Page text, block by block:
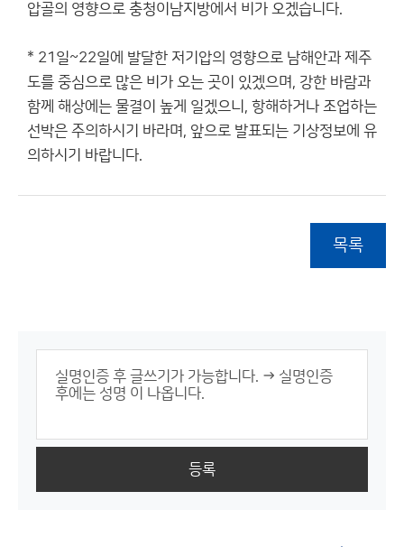
압골의 영향으로 충청이남지방에서 비가 오겠습니다.
* 21일~22일에 발달한 저기압의 영향으로 남해안과 제주
도를 중심으로 많은 비가 오는 곳이 있겠으며, 강한 바람과
함께 해상에는 물결이 높게 일겠으니, 항해하거나 조업하는
선박은 주의하시기 바라며, 앞으로 발표되는 기상정보에 유
의하시기 바랍니다.
목록
등록